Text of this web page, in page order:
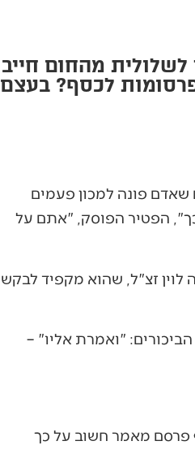
מהחום חייב
לכסף? בעצם
פונה למכון פעמים
כך", הפטיר הפוסק, "אתם על
לוין זצ"ל, שהוא מקפיד לבקש
"ואמרת אליו" –
פרסם מאמר חשוב על כך